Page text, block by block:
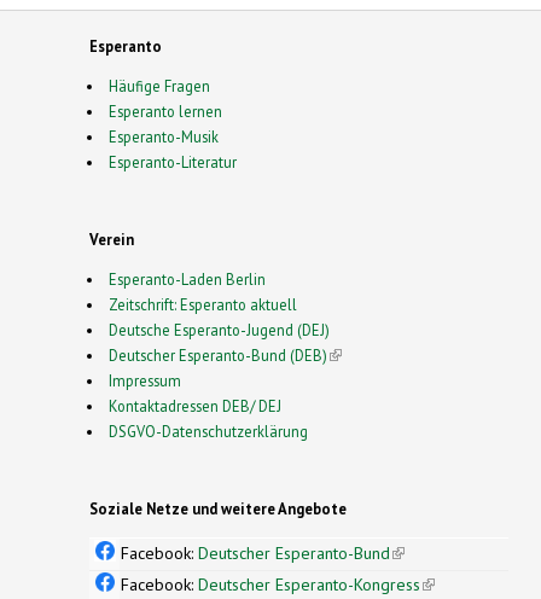
Esperanto
Häufige Fragen
Esperanto lernen
Esperanto-Musik
Esperanto-Literatur
Verein
Esperanto-Laden Berlin
Zeitschrift: Esperanto aktuell
Deutsche Esperanto-Jugend (DEJ)
Deutscher Esperanto-Bund (DEB)(link is external)
Impressum
Kontaktadressen DEB/ DEJ
DSGVO-Datenschutzerklärung
Soziale Netze und weitere Angebote
Facebook: Deutscher Esperanto-Bund(link is
external)
Facebook: Deutscher Esperanto-Kongress(link is